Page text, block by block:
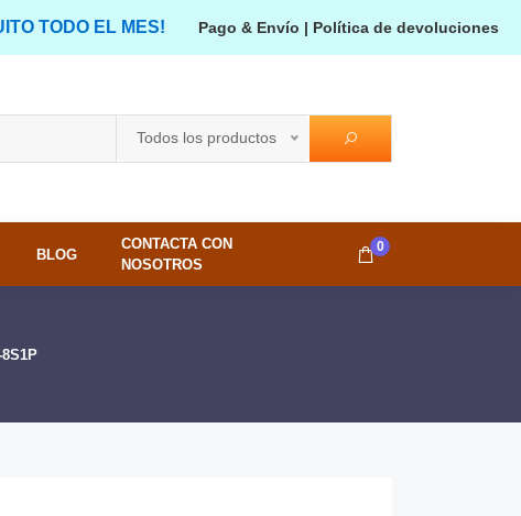
TODO EL MES! Pago & Envío | Política de devoluciones
Todos los productos
BLOG
CONTACTA CON
NOSOTROS
0